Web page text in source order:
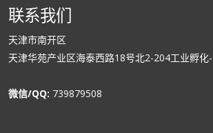
联系我们
天津市南开区
天津华苑产业区海泰西路18号北2-204工业孵化
微信/QQ: 739879508